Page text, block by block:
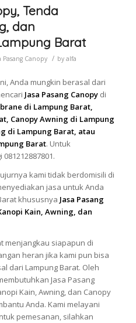
Tenda
dan
Barat
Pasang Canopy / by alfa
Anda mungkin berasal dari
Jasa Pasang Canopy di
di Lampung Barat,
Canopy Awning di Lampung
di Lampung Barat, atau
Barat. Untuk
kami tidak berdomisili di
jasa untuk Anda
khususnya Jasa Pasang
Kain, Awning, dan
menjangkau siapapun di
heran jika kami pun bisa
dari Lampung Barat. Oleh
Jasa Pasang
Kain, Awning, dan Canopy
Anda. Kami melayani
pemesanan, silahkan